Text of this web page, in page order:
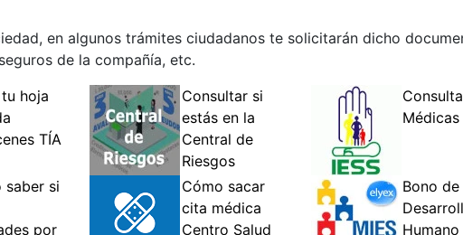
en algunos trámites ciudadanos te solicitarán dicho
de la compañía, etc.